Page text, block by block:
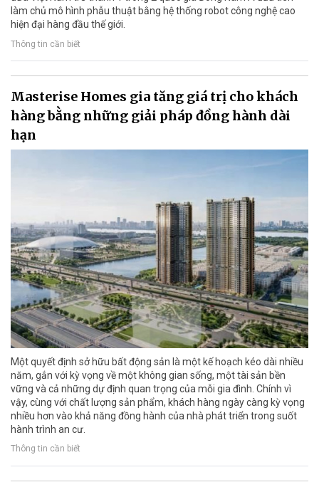
làm chủ mô hình phẫu thuật bằng hệ thống robot công nghệ cao
hiện đại hàng đầu thế giới.
Thông tin cần biết
Masterise Homes gia tăng giá trị cho khách
hàng bằng những giải pháp đồng hành dài
hạn
Một quyết định sở hữu bất động sản là một kế hoạch kéo dài nhiều
năm, gắn với kỳ vọng về một không gian sống, một tài sản bền
vững và cả những dự định quan trọng của mỗi gia đình. Chính vì
vậy, cùng với chất lượng sản phẩm, khách hàng ngày càng kỳ vọng
nhiều hơn vào khả năng đồng hành của nhà phát triển trong suốt
hành trình an cư.
Thông tin cần biết